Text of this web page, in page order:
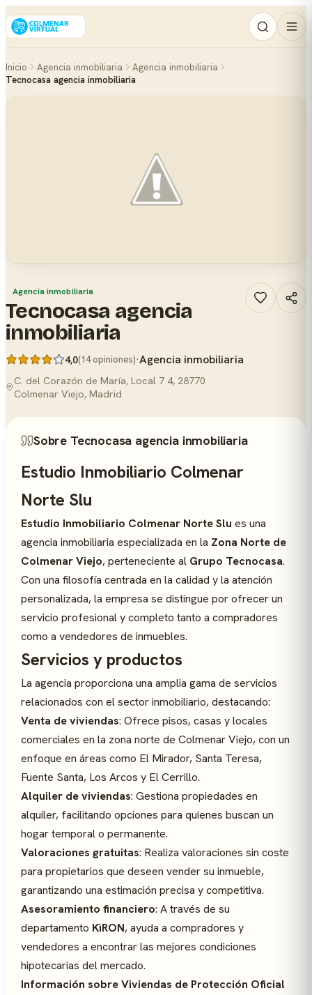
Inicio Agencia inmobiliaria
Agencia inmobiliaria
Tecnocasa agencia inmobiliaria
Agencia inmobiliaria
Tecnocasa agencia
inmobiliaria
4,0(14 opiniones)·Agencia inmobiliaria
C. del Corazón de María, Local 7 4, 28770
Colmenar Viejo, Madrid
Sobre Tecnocasa agencia inmobiliaria
Estudio Inmobiliario Colmenar
Norte Slu
Estudio Inmobiliario Colmenar Norte Slu es una
agencia inmobiliaria especializada en la Zona Norte de
Colmenar Viejo, perteneciente al Grupo Tecnocasa.
Con una filosofía centrada en la calidad y la atención
personalizada, la empresa se distingue por ofrecer un
servicio profesional y completo tanto a compradores
como a vendedores de inmuebles.
Servicios y productos
La agencia proporciona una amplia gama de servicios
relacionados con el sector inmobiliario, destacando:
Venta de viviendas: Ofrece pisos, casas y locales
comerciales en la zona norte de Colmenar Viejo, con un
enfoque en áreas como El Mirador, Santa Teresa,
Fuente Santa, Los Arcos y El Cerrillo.
Alquiler de viviendas: Gestiona propiedades en
alquiler, facilitando opciones para quienes buscan un
hogar temporal o permanente.
Valoraciones gratuitas: Realiza valoraciones sin coste
para propietarios que deseen vender su inmueble,
garantizando una estimación precisa y competitiva.
Asesoramiento financiero: A través de su
departamento KìRON, ayuda a compradores y
vendedores a encontrar las mejores condiciones
hipotecarias del mercado.
Información sobre Viviendas de Protección Oficial